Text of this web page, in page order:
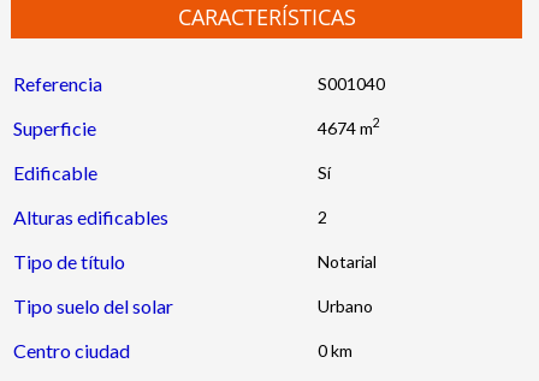
CARACTERÍSTICAS
Referencia S001040
Superficie 4674 m2
Edificable
Alturas edificables
2
Tipo de título Notarial
Tipo suelo del solar Urbano
Centro ciudad 0 km